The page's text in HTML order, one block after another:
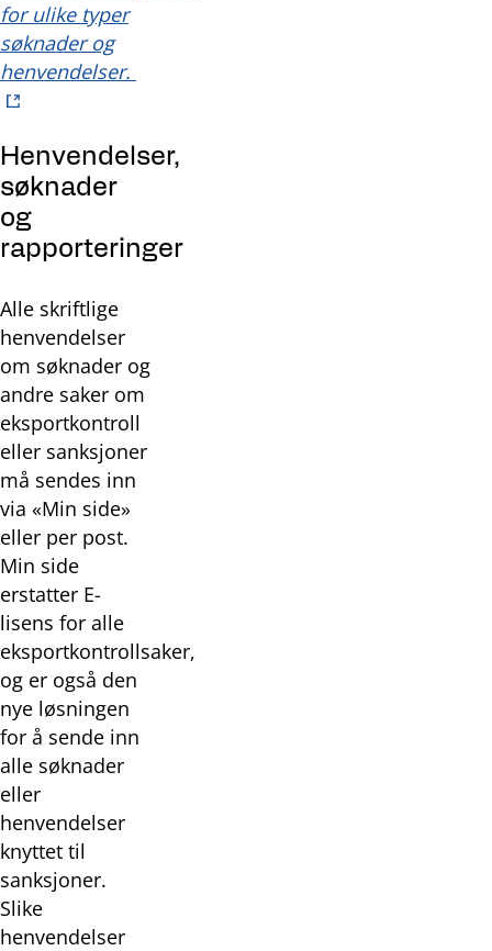
for ulike typer
søknader og
henvendelser.
Henvendelser,
søknader
og
rapporteringer
Alle skriftlige
henvendelser
om søknader og
andre saker om
eksportkontroll
eller sanksjoner
må sendes inn
via «Min side»
eller per post.
Min side
erstatter E-
lisens for alle
eksportkontrollsaker,
og er også den
nye løsningen
for å sende inn
alle søknader
eller
henvendelser
knyttet til
sanksjoner.
Slike
henvendelser